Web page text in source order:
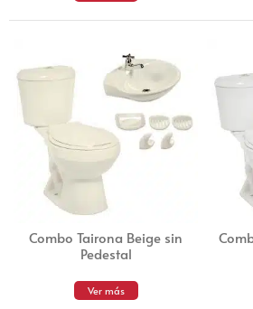
Combo Tairona Beige sin
Pedestal
Ver más